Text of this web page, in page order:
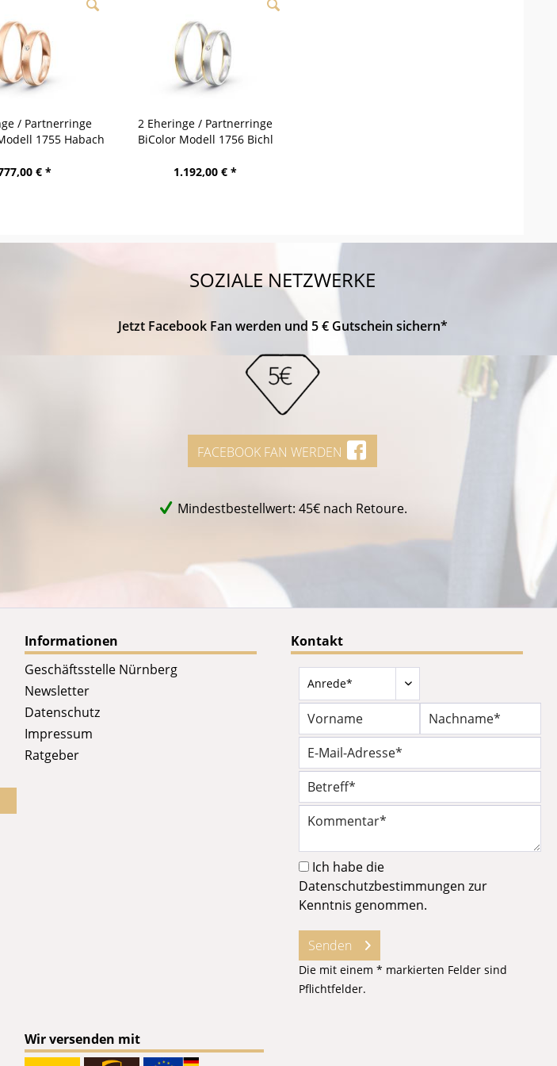
/ Partnerringe
1755 Habach
€ *
2 Eheringe / Partnerringe
BiColor Modell 1756 Bichl
1.192,00 € *
SOZIALE NETZWERKE
Jetzt Facebook Fan werden und 5 € Gutschein sichern*
FACEBOOK FAN WERDEN
Mindestbestellwert: 45€ nach Retoure.
Informationen
Geschäftsstelle Nürnberg
Newsletter
Datenschutz
Impressum
Ratgeber
Kontakt
Ich habe die
Datenschutzbestimmungen zur
Kenntnis genommen.
Senden
Die mit einem * markierten Felder sind
Pflichtfelder.
Wir versenden mit